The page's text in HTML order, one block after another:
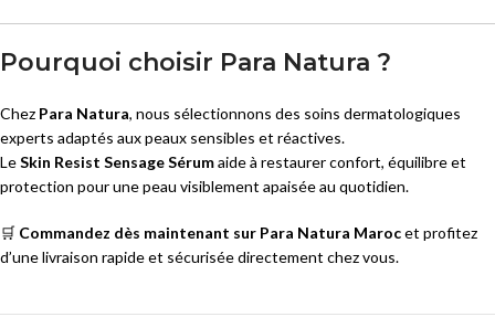
Pourquoi choisir Para Natura ?
Chez Para Natura, nous sélectionnons des soins dermatologiques
experts adaptés aux peaux sensibles et réactives.
LeSkin Resist Sensage Sérumaide à restaurer confort, équilibre et
protection pour une peau visiblement apaisée au quotidien.
🛒 Commandez dès maintenant sur Para Natura Marocet profitez
d’une livraison rapide et sécurisée directement chez vous.